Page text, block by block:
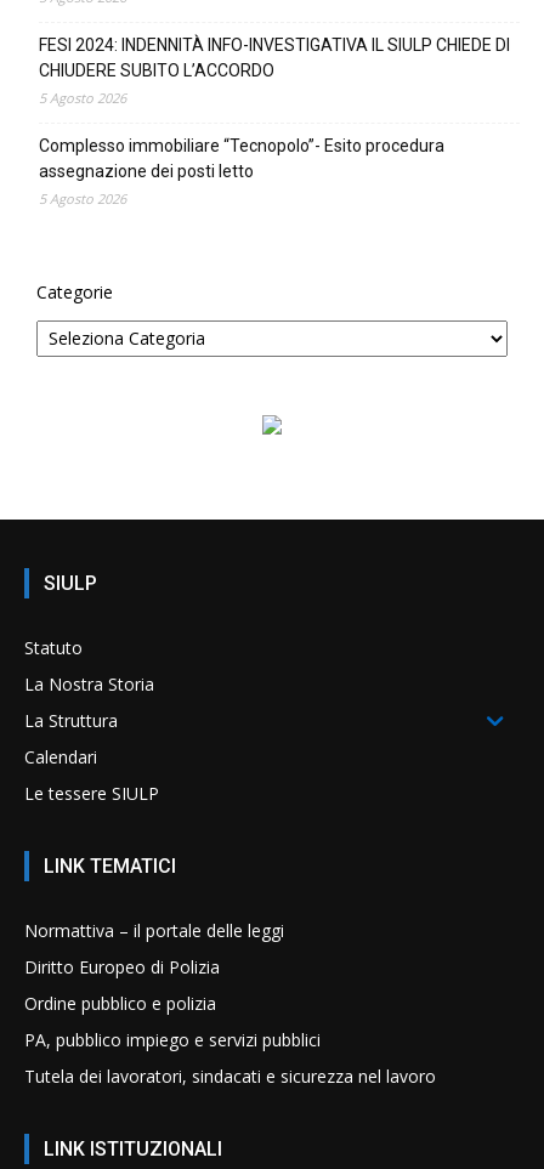
FESI 2024: INDENNITÀ INFO-INVESTIGATIVA IL SIULP CHIEDE DI
CHIUDERE SUBITO L’ACCORDO
5 Agosto 2026
Complesso immobiliare “Tecnopolo”- Esito procedura
assegnazione dei posti letto
5 Agosto 2026
Categorie
SIULP
Statuto
La Nostra Storia
La Struttura
Calendari
Le tessere SIULP
LINK TEMATICI
Normattiva – il portale delle leggi
Diritto Europeo di Polizia
Ordine pubblico e polizia
PA, pubblico impiego e servizi pubblici
Tutela dei lavoratori, sindacati e sicurezza nel lavoro
LINK ISTITUZIONALI